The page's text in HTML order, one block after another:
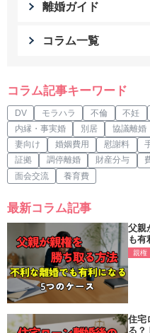
離婚ガイド
コラム一覧
コラム記事キーワード
DV モラハラ 不倫 不妊
内縁・事実婚
別居 協議離婚
妻向け
婚姻費用 慰謝料
証拠
調停離婚 財産分与
面会交流
養育費
最新コラム記事
父親
も有
親権
住宅
る？